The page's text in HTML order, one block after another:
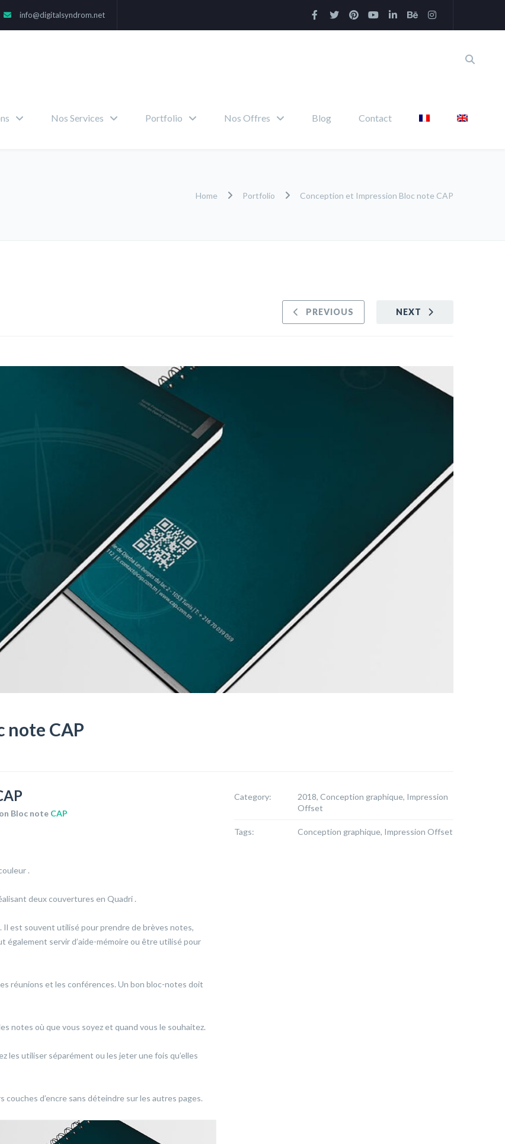
info@digitalsyndrom.net
Nos Services Portfolio Nos Offres Blog Contact
Home Portfolio Conception et Impression Bloc note CAP
NEXT
PREVIOUS
note CAP
Bloc note CAP
.
deux couvertures en Quadri .
Il est souvent utilisé pour prendre de brèves notes,
également servir d’aide-mémoire ou être utilisé pour
réunions et les conférences. Un bon bloc-notes doit
notes où que vous soyez et quand vous le souhaitez.
les utiliser séparément ou les jeter une fois qu’elles
d’encre sans déteindre sur les autres pages.
Category:
2018, Conception graphique, Impression
Offset
Tags: Conception graphique, Impression Offset